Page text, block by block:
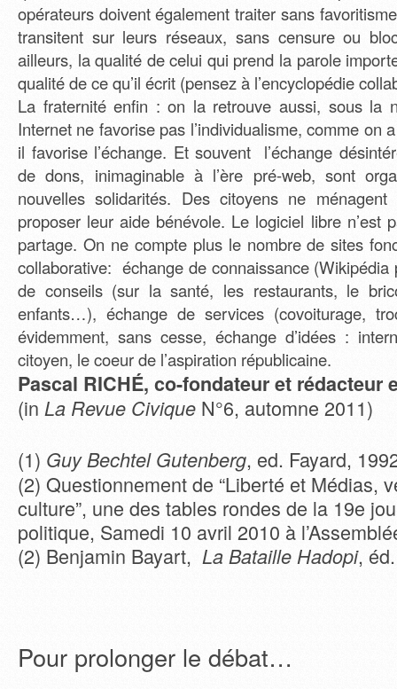
opérateurs doivent également traiter sans
transitent sur leurs réseaux, sans censure ou
ailleurs, la qualité de celui qui prend la parole
qualité de ce qu’il écrit (pensez à l’encyclopédie
La fraternité enfin : on la retrouve aussi, sous la
Internet ne favorise pas l’individualisme, comme on
il favorise l’échange. Et souvent l’échange
de dons, inimaginable à l’ère pré-web, sont
nouvelles solidarités. Des citoyens ne
proposer leur aide bénévole. Le logiciel libre n’est
partage. On ne compte plus le nombre de sites
collaborative: échange de connaissance (Wikipédia
de conseils (sur la santé, les restaurants, le
enfants…), échange de services (covoiturage,
évidemment, sans cesse, échange d’idées :
citoyen, le coeur de l’aspiration républicaine.
Pascal RICHÉ, co-fondateur et rédacteur
(in La Revue Civique N°6, automne 2011)
(1) Guy Bechtel Gutenberg, ed. Fayard,
(2) Questionnement de “Liberté et Médias,
culture”, une des tables rondes de la 19e
politique, Samedi 10 avril 2010 à
(2) Benjamin Bayart, La Bataille Hadopi,
Pour prolonger le débat…